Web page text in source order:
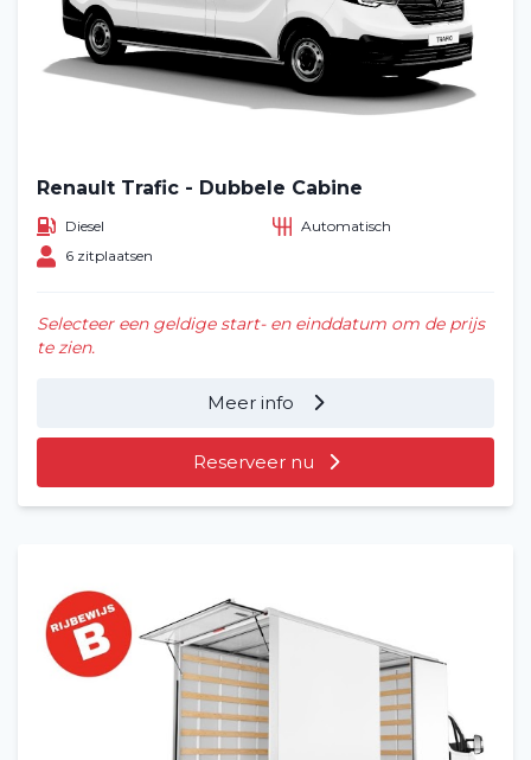
Renault Trafic - Dubbele Cabine
Diesel
Automatisch
6 zitplaatsen
Selecteer een geldige start- en einddatum om de prijs
te zien.
Meer info
Reserveer nu